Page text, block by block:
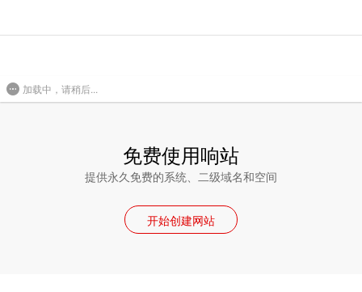
免费使用响站
提供永久免费的系统、二级域名和空间
开始创建网站
加载中，请稍后...